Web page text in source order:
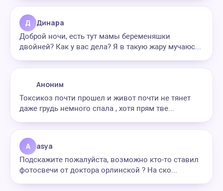
Д Динара
Доброй ночи, есть тут мамы беременяшки
двойней? Как у вас дела? Я в такую жару мучаюс...
Аноним
Токсикоз почти прошел и живот почти не тянет
даже грудь немного спала , хотя прям тве...
A asya
Подскажите пожалуйста, возможно кто-то ставил
фотосвечи от доктора орлинской ? На ско...